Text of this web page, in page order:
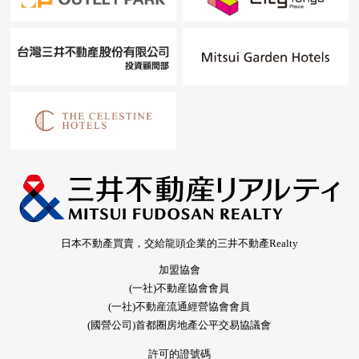
日本不動產買賣，交給龍頭企業的三井不動產Realty
加盟協會
(一社)不動産協會會員
(一社)不動産流通經營協會會員
(國營公司)首都圈房地產公平交易協議會
許可的證號碼